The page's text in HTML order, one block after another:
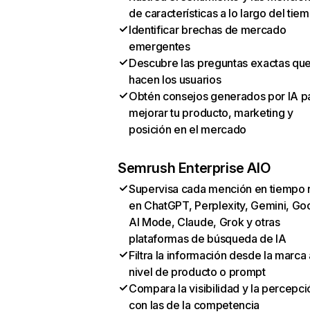
de características a lo largo del
Identificar brechas de mercado
emergentes
Descubre las preguntas exactas
hacen los usuarios
Obtén consejos generados por IA
mejorar tu producto, marketing y
posición en el mercado
Semrush Enterprise AIO
Supervisa cada mención en tiempo
en ChatGPT, Perplexity, Gemini,
AI Mode, Claude, Grok y otras
plataformas de búsqueda de IA
Filtra la información desde la marca
nivel de producto o prompt
Compara la visibilidad y la
con las de la competencia